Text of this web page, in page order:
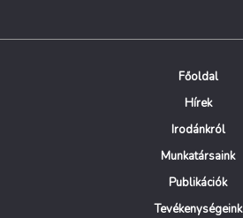
Főoldal
Hírek
Irodánkról
Munkatársaink
Publikációk
Tevékenységeink